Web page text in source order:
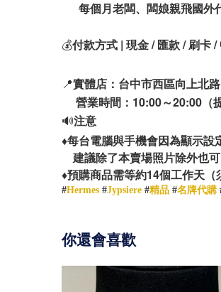
每個月老闆、闆娘親飛國外
💰付款方式 | 現金 / 匯款 / 刷卡
📍實體店：台中市西區向上北
營業時間：10:00～20:00（
🔊注意
♦️每台電腦與手機會因為顯示設
建議除了本賣場照片除外也
♦️預購商品需等約14個工作天（
#Hermes #Jypsiere #精品 #名牌代購
你還會喜歡